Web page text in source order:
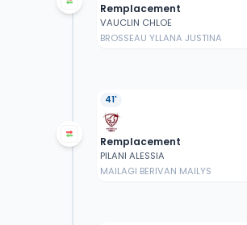
Remplacement
VAUCLIN CHLOE
BROSSEAU YLLANA JUSTINA
41'
Remplacement
PILANI ALESSIA
MAILAGI BERIVAN MAILYS